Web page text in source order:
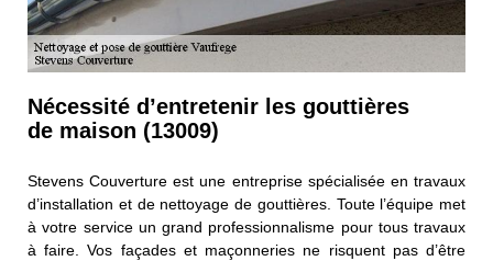
Nécessité d’entretenir les gouttières
de maison (13009)
Stevens Couverture est une entreprise spécialisée en travaux
d’installation et de nettoyage de gouttières. Toute l’équipe met
à votre service un grand professionnalisme pour tous travaux
à faire. Vos façades et maçonneries ne risquent pas d’être